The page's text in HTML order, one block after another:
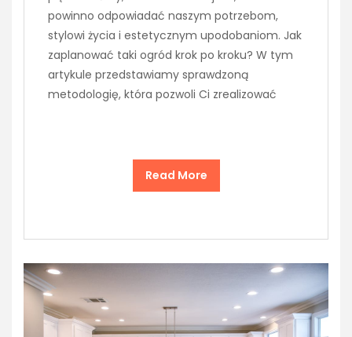
powinno odpowiadać naszym potrzebom,
stylowi życia i estetycznym upodobaniom. Jak
zaplanować taki ogród krok po kroku? W tym
artykule przedstawiamy sprawdzoną
metodologię, która pozwoli Ci zrealizować
Read More